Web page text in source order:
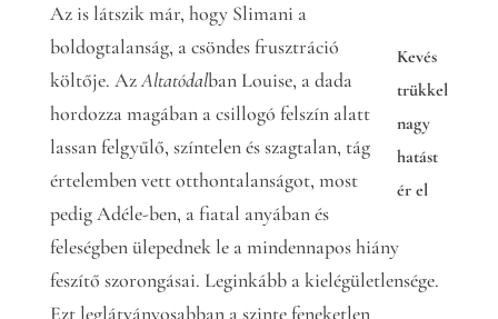
Kevés
trükkel
nagy
hatást
ér el
Az is látszik már, hogy Slimani a
boldogtalanság, a csöndes frusztráció
költője. AzAltatódalban Louise, a dada
hordozza magában a csillogó felszín alatt
lassan felgyűlő, színtelen és szagtalan, tág
értelemben vett otthontalanságot, most
pedig Adéle-ben, a fiatal anyában és
feleségben ülepednek le a mindennapos hiány
feszítő szorongásai. Leginkább a kielégületlensége.
Ezt leglátványosabban a szinte feneketlen